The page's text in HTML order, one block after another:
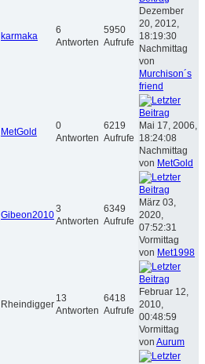
karmaka
6
Antworten
5950
Aufrufe
Dezember
20, 2012,
18:19:30
Nachmittag
von
Murchison´s
friend
MetGold
0
Antworten
6219
Aufrufe
Mai 17, 2006,
18:24:08
Nachmittag
von MetGold
Gibeon2010
3
Antworten
6349
Aufrufe
März 03,
2020,
07:52:31
Vormittag
von Met1998
Rheindigger
13
Antworten
6418
Aufrufe
Februar 12,
2010,
00:48:59
Vormittag
von Aurum